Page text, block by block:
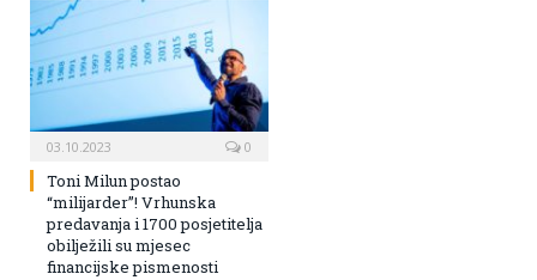
03.10.2023 0
Toni Milun postao
“milijarder”! Vrhunska
predavanja i 1700 posjetitelja
obilježili su mjesec
financijske pismenosti